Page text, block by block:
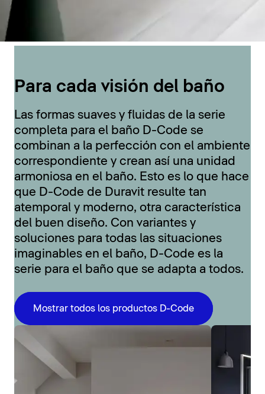
Para cada visión del baño
Las formas suaves y fluidas de la serie
completa para el baño D-Code se
combinan a la perfección con el ambiente
correspondiente y crean así una unidad
armoniosa en el baño. Esto es lo que hace
que D-Code de Duravit resulte tan
atemporal y moderno, otra característica
del buen diseño. Con variantes y
soluciones para todas las situaciones
imaginables en el baño, D-Code es la
serie para el baño que se adapta a todos.
Mostrar todos los productos D-Code